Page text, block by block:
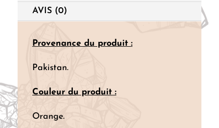
Kg)
AVIS (0)
Provenance du produit :
Pakistan.
Couleur du produit :
Orange.